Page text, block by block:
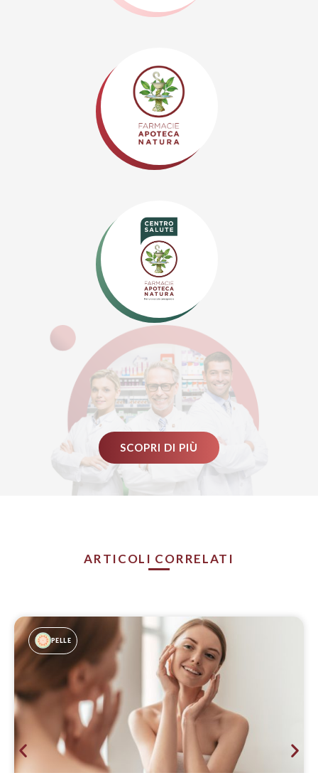
SCOPRI DI PIÙ
ARTICOLI CORRELATI
PELLE